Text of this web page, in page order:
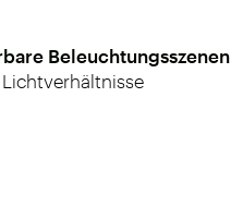
Beleuchtungsszenen